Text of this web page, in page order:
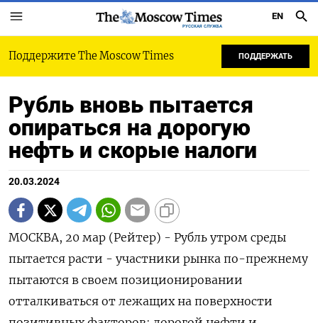
РУССКАЯ СЛУЖБА
EN
Поддержите The Moscow Times ПОДДЕРЖАТЬ
Рубль вновь пытается
опираться на дорогую
нефть и скорые налоги
20.03.2024
МОСКВА, 20 мар (Рейтер) - Рубль утром среды
пытается расти - участники рынка по-прежнему
пытаются в своем позиционировании
отталкиваться от лежащих на поверхности